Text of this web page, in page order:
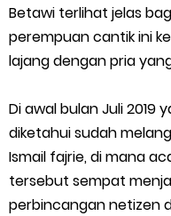
10 Cara Jitu Autobid
Batas Saldo Untuk
Cara Mudah Melihat
Enroute Drop: Arti
Cara Transfer Gopay
Betawi terlihat jelas
perempuan cantik ini
lajang dengan pria
Di awal bulan Juli 2019
diketahui sudah
Ismail fajrie, di mana
tersebut sempat
perbincangan netizen